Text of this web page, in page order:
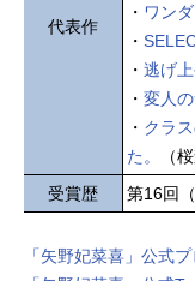
代表作
・ ワン
・
・ 逃げ
・ 変人
・ クラ
た。
（
受賞歴
第16回
「矢野妃菜喜」公式